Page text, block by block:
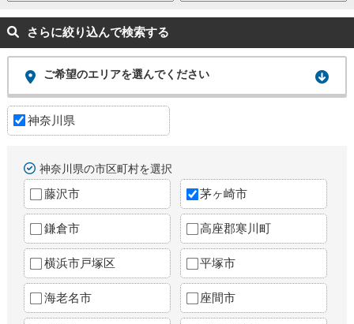
さらに絞り込んで検索する
ご希望のエリアを選んでください
神奈川県
神奈川県の市区町村を選択
藤沢市 茅ヶ崎市
鎌倉市 高座郡寒川町
横浜市戸塚区 平塚市
海老名市 座間市